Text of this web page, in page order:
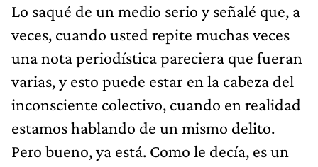
Lo saqué de un medio serio y señalé que, a
veces, cuando usted repite muchas veces
una nota periodística pareciera que fueran
varias, y esto puede estar en la cabeza del
inconsciente colectivo, cuando en realidad
estamos hablando de un mismo delito.
Pero bueno, ya está. Como le decía, es un